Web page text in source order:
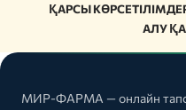
ҚАРСЫ
АЛУ
МИР-ФАРМА — онлайн